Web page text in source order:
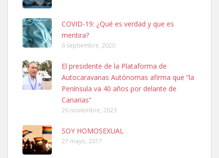
Ninfa perdida
El día 5 se los perdió una ninfa papillera, asustada tiene miedo a la
calle, se perdió por la zon...
Leales.org » Gran Canaria
6.7.2025
COVID-19: ¿Qué es verdad y que es
mentira?
6 septiembre, 2020
El presidente de la Plataforma de
Autocaravanas Autónomas afirma que “la
Península va 40 años por delante de
Canarias”
26 noviembre, 2023
SOY HOMOSEXUAL
27 mayo, 2017